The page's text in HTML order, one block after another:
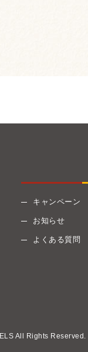
キャンペーン
お知らせ
よくある質問
All Rights Reserved.